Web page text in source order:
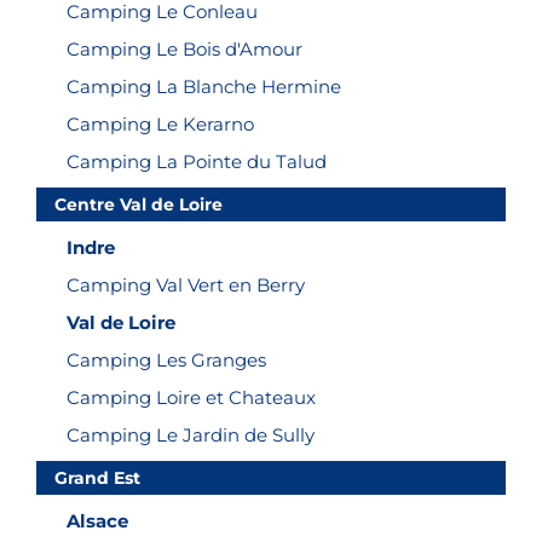
Des piscines et parcs aquatiques
Des animations pour toute la famille, en
journée et en soirée
Des clubs enfants et des clubs ados
Des emplacements en bord de mer
Des accès directs à la plage, à la rivière ou
au lac
Des espaces de jeu et de loisirs
Des bornes de recharge pour véhicules
Des campings 3, 4 et 5 étoiles
France ?
Réserver votre séjour chez Flower Campings est
simple et sécurisé. Rendez-vous sur notre site
internet, sélectionnez votre camping préféré grâce
à notre carte interactive des campings Flower en
Camping Le Conleau
Camping Le Bois d'Amour
Camping La Blanche Hermine
Camping Le Kerarno
Camping La Pointe du Talud
Centre Val de Loire
Indre
Camping Val Vert en Berry
Val de Loire
Camping Les Granges
Camping Loire et Chateaux
Camping Le Jardin de Sully
Grand Est
Alsace